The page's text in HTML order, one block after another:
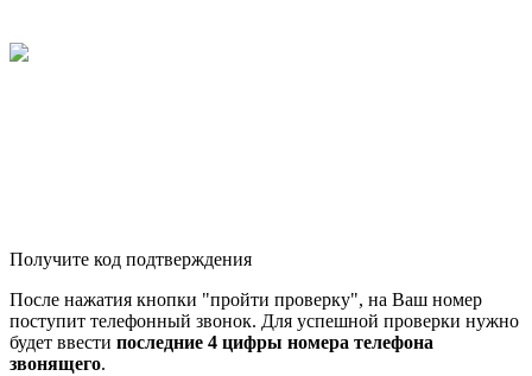
Получите код подтверждения
После нажатия кнопки "пройти проверку", на Ваш номер
поступит телефонный звонок. Для успешной проверки нужно
будет ввести последние 4 цифры номера телефона
звонящего.